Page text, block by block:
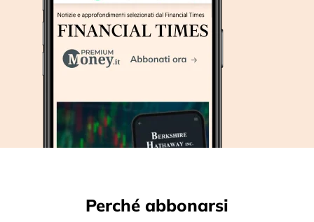
Perché abbonarsi